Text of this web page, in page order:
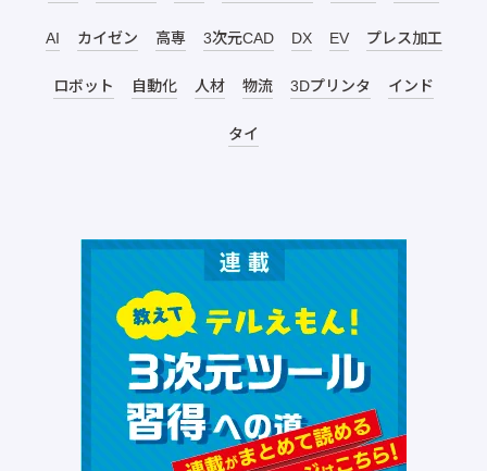
AI カイゼン 高専 3次元CAD DX EV プレス加工
ロボット 自動化 人材 物流 3Dプリンタ インド
タイ